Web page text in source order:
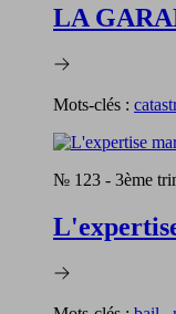
LA
Mots-clés :
№ 123 - 3ème